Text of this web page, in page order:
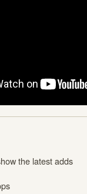
the latest adds